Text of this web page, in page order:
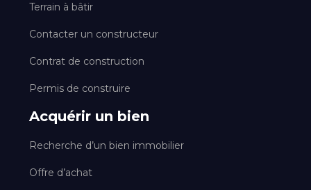
Terrain à bâtir
Contacter un constructeur
Contrat de construction
Permis de construire
Acquérir un bien
Recherche d’un bien immobilier
Offre d’achat